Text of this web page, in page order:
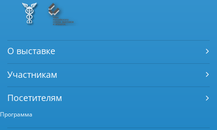
О выставке
Участникам
Посетителям
Программа